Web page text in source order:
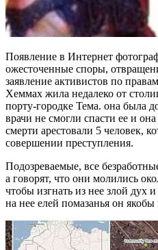
Появление в Интернет
ожесточенные споры,
заявление активистов по
Хеммах жила недалеко от
порту-городке Тема. она была
врачи не смогли спасти ее и
смерти арестовали 5 человек,
совершении преступления.
Подозреваемые, все
а говорят, что они молились
чтобы изгнать из нее злой дух
на нее елей помазанья он